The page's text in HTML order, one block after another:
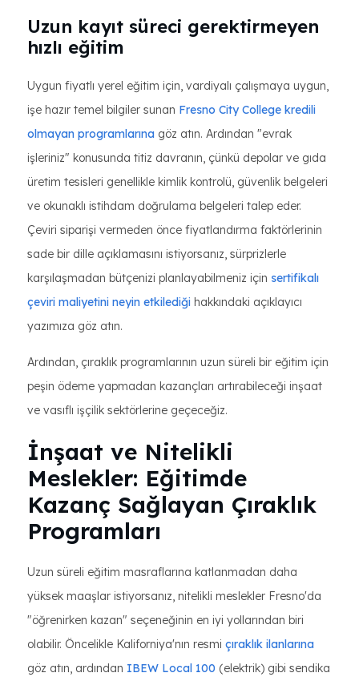
Uzun kayıt süreci gerektirmeyen
hızlı eğitim
Uygun fiyatlı yerel eğitim için, vardiyalı çalışmaya uygun,
işe hazır temel bilgiler sunan Fresno City College kredili
olmayan programlarına göz atın. Ardından "evrak
işleriniz" konusunda titiz davranın, çünkü depolar ve gıda
üretim tesisleri genellikle kimlik kontrolü, güvenlik belgeleri
ve okunaklı istihdam doğrulama belgeleri talep eder.
Çeviri siparişi vermeden önce fiyatlandırma faktörlerinin
sade bir dille açıklamasını istiyorsanız, sürprizlerle
karşılaşmadan bütçenizi planlayabilmeniz için sertifikalı
çeviri maliyetini neyin etkilediği hakkındaki açıklayıcı
yazımıza göz atın.
Ardından, çıraklık programlarının uzun süreli bir eğitim için
peşin ödeme yapmadan kazançları artırabileceği inşaat
ve vasıflı işçilik sektörlerine geçeceğiz.
İnşaat ve Nitelikli
Meslekler: Eğitimde
Kazanç Sağlayan Çıraklık
Programları
Uzun süreli eğitim masraflarına katlanmadan daha
yüksek maaşlar istiyorsanız, nitelikli meslekler Fresno'da
"öğrenirken kazan" seçeneğinin en iyi yollarından biri
olabilir. Öncelikle Kaliforniya'nın resmi çıraklık ilanlarına
göz atın, ardından IBEW Local 100 (elektrik) gibi sendika